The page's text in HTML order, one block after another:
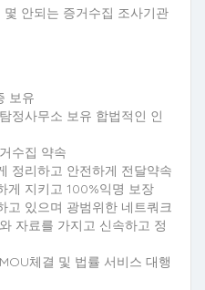
안되는 증거수집 조사기관
보유
정사무소 보유 합법적인 인
수집 약속
정리하고 안전하게 전달약속
게 지키고 100%익명 보장
고 있으며 광범위한 네트쿼크
자료를 가지고 신속하고 정
체결 및 법률 서비스 대행